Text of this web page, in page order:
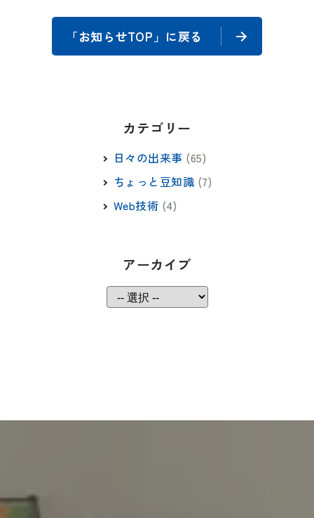
「お知らせTOP」に戻る
カテゴリー
日々の出来事 (65)
ちょっと豆知識 (7)
Web技術 (4)
アーカイブ